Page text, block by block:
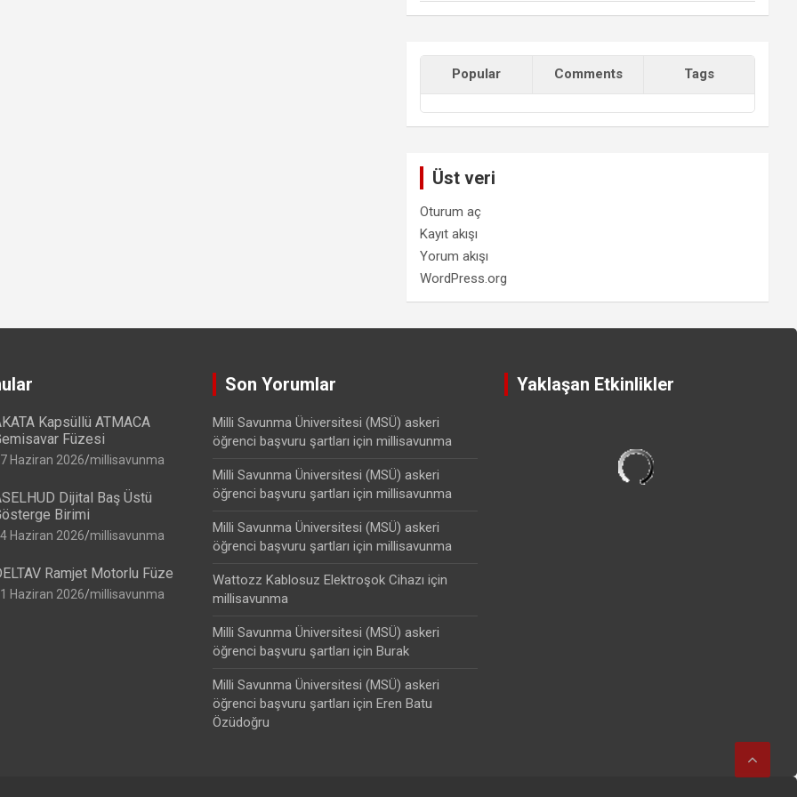
Popular Comments Tags
Üst veri
Oturum aç
Kayıt akışı
Yorum akışı
WordPress.org
Kapsüllü ATMACA
Füzesi
Haziran 2026 millisavunma
Dijital Baş Üstü
Birimi
Haziran 2026 millisavunma
Ramjet Motorlu Füze
Haziran 2026 millisavunma
Son Yorumlar
Milli Savunma Üniversitesi (MSÜ) askeri
öğrenci başvuru şartları için millisavunma
Milli Savunma Üniversitesi (MSÜ) askeri
öğrenci başvuru şartları için millisavunma
Milli Savunma Üniversitesi (MSÜ) askeri
öğrenci başvuru şartları için millisavunma
Wattozz Kablosuz Elektroşok Cihazı için
millisavunma
Milli Savunma Üniversitesi (MSÜ) askeri
öğrenci başvuru şartları için Burak
Milli Savunma Üniversitesi (MSÜ) askeri
öğrenci başvuru şartları için Eren Batu
Özüdoğru
Yaklaşan Etkinlikler